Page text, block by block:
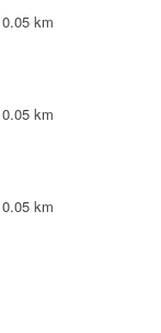
0.05 km
0.05 km
0.05 km